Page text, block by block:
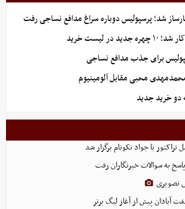
شد؛ پرسپولیس دوباره سراغ مدافع نساجی رفت
لیست خرید
برای جذب مدافع نساجی
محبی مقابل آلومینیوم
دو خرید جدید
با جواد نکونام برگزار شد
به سوالات خبرنگاران رفت
تصویری
آبادان پیش از آغاز لیگ برتر